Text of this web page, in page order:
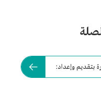
بتقديم وإعداد: